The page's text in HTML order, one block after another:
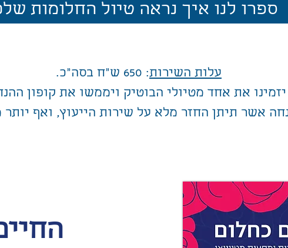
ספרו לנו איך נראה טיול החלומות
עלות השירות: 650 ש"ח בסה"כ.
את אחד מטיולי הבוטיק ויממשו את קופון
אשר תיתן החזר מלא על שירות הייעוץ, ואף יותר